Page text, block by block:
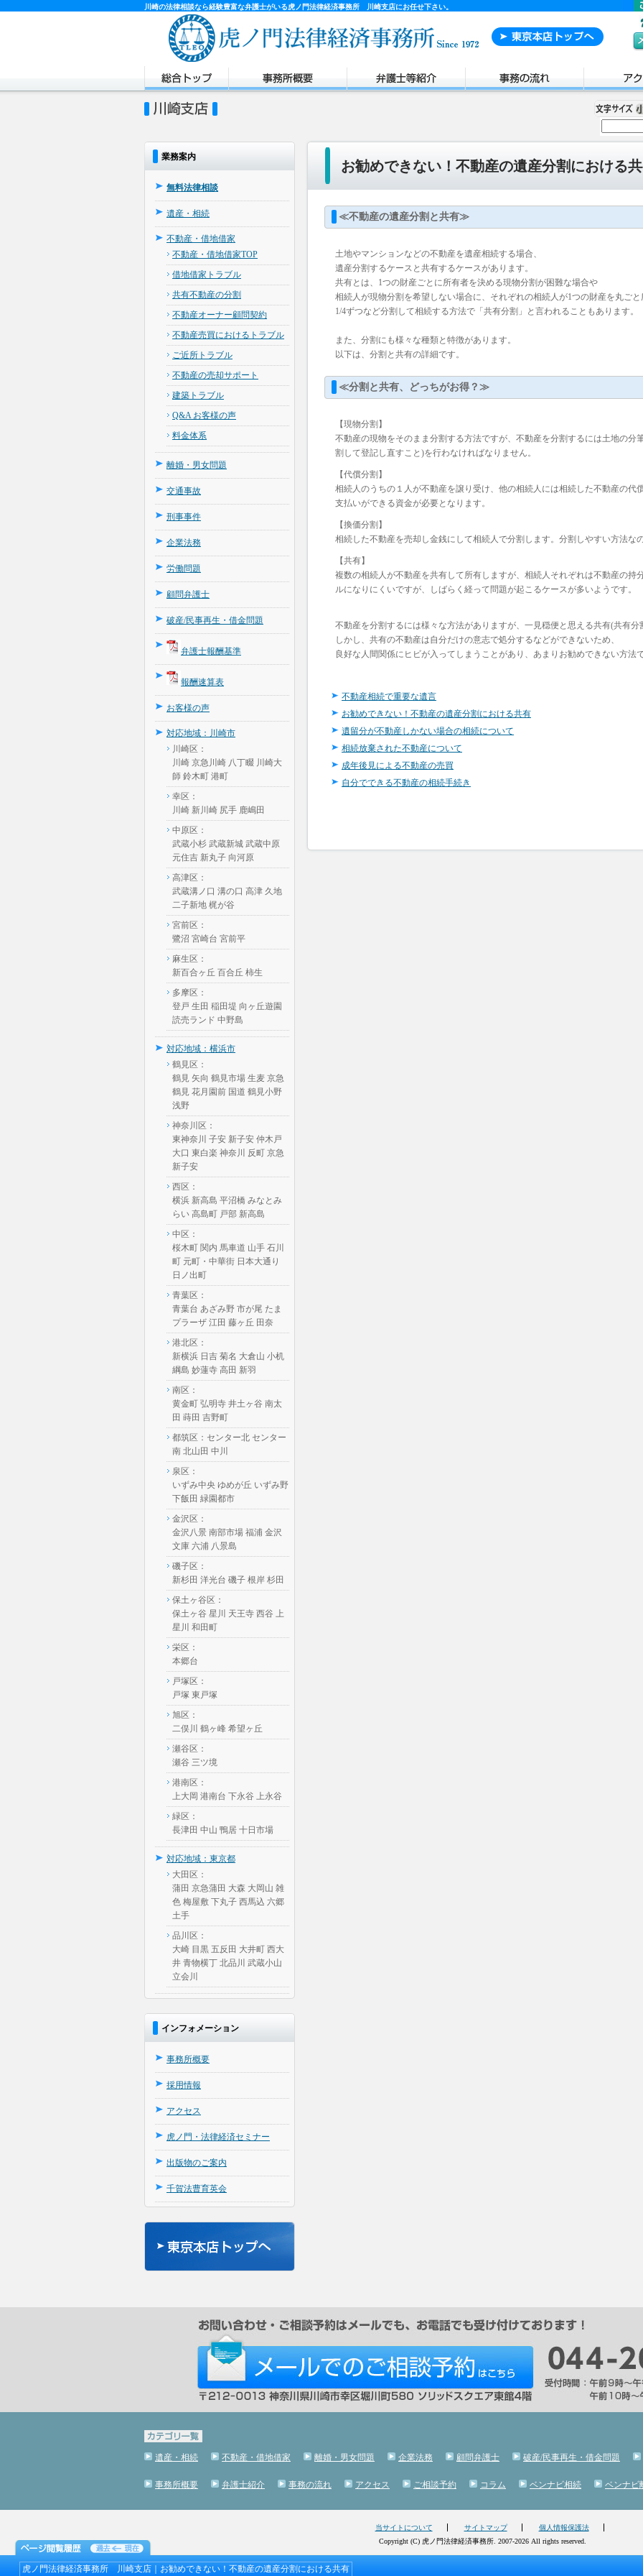
川崎の法律相談なら経験豊富な弁護士がいる虎ノ門法律経済事務所 川崎支店にお任せ下さい。
業務案内
無料法律相談
遺産・相続
不動産・借地借家
不動産・借地借家TOP
借地借家トラブル
共有不動産の分割
不動産オーナー顧問契約
不動産売買におけるトラブル
ご近所トラブル
不動産の売却サポート
建築トラブル
Q&A お客様の声
料金体系
離婚・男女問題
交通事故
刑事事件
企業法務
労働問題
顧問弁護士
破産/民事再生・借金問題
弁護士報酬基準
報酬速算表
お客様の声
対応地域：川崎市
川崎区：
川崎 京急川崎 八丁畷 川崎大
師 鈴木町 港町
幸区：
川崎 新川崎 尻手 鹿嶋田
中原区：
武蔵小杉 武蔵新城 武蔵中原
元住吉 新丸子 向河原
高津区：
武蔵溝ノ口 溝の口 高津 久地
二子新地 梶が谷
宮前区：
鷺沼 宮崎台 宮前平
麻生区：
新百合ヶ丘 百合丘 柿生
多摩区：
登戸 生田 稲田堤 向ヶ丘遊園
読売ランド 中野島
対応地域：横浜市
鶴見区：
鶴見 矢向 鶴見市場 生麦 京急
鶴見 花月園前 国道 鶴見小野
浅野
神奈川区：
東神奈川 子安 新子安 仲木戸
大口 東白楽 神奈川 反町 京急
新子安
西区：
横浜 新高島 平沼橋 みなとみ
らい 高島町 戸部 新高島
中区：
桜木町 関内 馬車道 山手 石川
町 元町・中華街 日本大通り
日ノ出町
青葉区：
青葉台 あざみ野 市が尾 たま
プラーザ 江田 藤ヶ丘 田奈
港北区：
新横浜 日吉 菊名 大倉山 小机
綱島 妙蓮寺 高田 新羽
南区：
黄金町 弘明寺 井土ヶ谷 南太
田 蒔田 吉野町
都筑区：センター北 センター
南 北山田 中川
泉区：
いずみ中央 ゆめが丘 いずみ野
下飯田 緑園都市
金沢区：
金沢八景 南部市場 福浦 金沢
文庫 六浦 八景島
磯子区：
新杉田 洋光台 磯子 根岸 杉田
保土ヶ谷区：
保土ヶ谷 星川 天王寺 西谷 上
星川 和田町
栄区：
本郷台
戸塚区：
戸塚 東戸塚
旭区：
二俣川 鶴ヶ峰 希望ヶ丘
瀬谷区：
瀬谷 三ツ境
港南区：
上大岡 港南台 下永谷 上永谷
緑区：
長津田 中山 鴨居 十日市場
対応地域：東京都
大田区：
蒲田 京急蒲田 大森 大岡山 雑
色 梅屋敷 下丸子 西馬込 六郷
土手
品川区：
大崎 目黒 五反田 大井町 西大
井 青物横丁 北品川 武蔵小山
立会川
インフォメーション
事務所概要
採用情報
アクセス
虎ノ門・法律経済セミナー
出版物のご案内
千賀法曹育英会
お勧めできない！不動産の遺産分割における
≪不動産の遺産分割と共有≫
土地やマンションなどの不動産を遺産相続する場合、
遺産分割するケースと共有するケースがあります。
共有とは、1つの財産ごとに所有者を決める現物分割が困難な場合や
相続人が現物分割を希望しない場合に、それぞれの相続人が1つの財産を丸ご
1/4ずつなど分割して相続する方法で「共有分割」と言われることもあります。
また、分割にも様々な種類と特徴があります。
以下は、分割と共有の詳細です。
≪分割と共有、どっちがお得？≫
【現物分割】
不動産の現物をそのまま分割する方法ですが、不動産を分割するには土地の分
割して登記し直すこと)を行わなければなりません。
【代償分割】
相続人のうちの１人が不動産を譲り受け、他の相続人には相続した不動産の代
支払いができる資金が必要となります。
【換価分割】
相続した不動産を売却し金銭にして相続人で分割します。分割しやすい方法な
【共有】
複数の相続人が不動産を共有して所有しますが、相続人それぞれは不動産の持
ルになりにくいですが、しばらく経って問題が起こるケースが多いようです。
不動産を分割するには様々な方法がありますが、一見穏便と思える共有(共有
しかし、共有の不動産は自分だけの意志で処分するなどができないため、
良好な人間関係にヒビが入ってしまうことがあり、あまりお勧めできない方法
不動産相続で重要な遺言
お勧めできない！不動産の遺産分割における共有
遺留分が不動産しかない場合の相続について
相続放棄された不動産について
成年後見による不動産の売買
自分でできる不動産の相続手続き
遺産・相続 不動産・借地借家 離婚・男女問題 企業法務 顧問弁護士 破産/民事再生・借金問題
事務所概要 弁護士紹介 事務の流れ アクセス ご相談予約 コラム ベンナビ相続 ベンナビ
当サイトについて サイトマップ
個人情報保護法
Copyright (C) 虎ノ門法律経済事務所. 2007-2026 All rights reserved.
虎ノ門法律経済事務所 川崎支店｜お勧めできない！不動産の遺産分割における共有